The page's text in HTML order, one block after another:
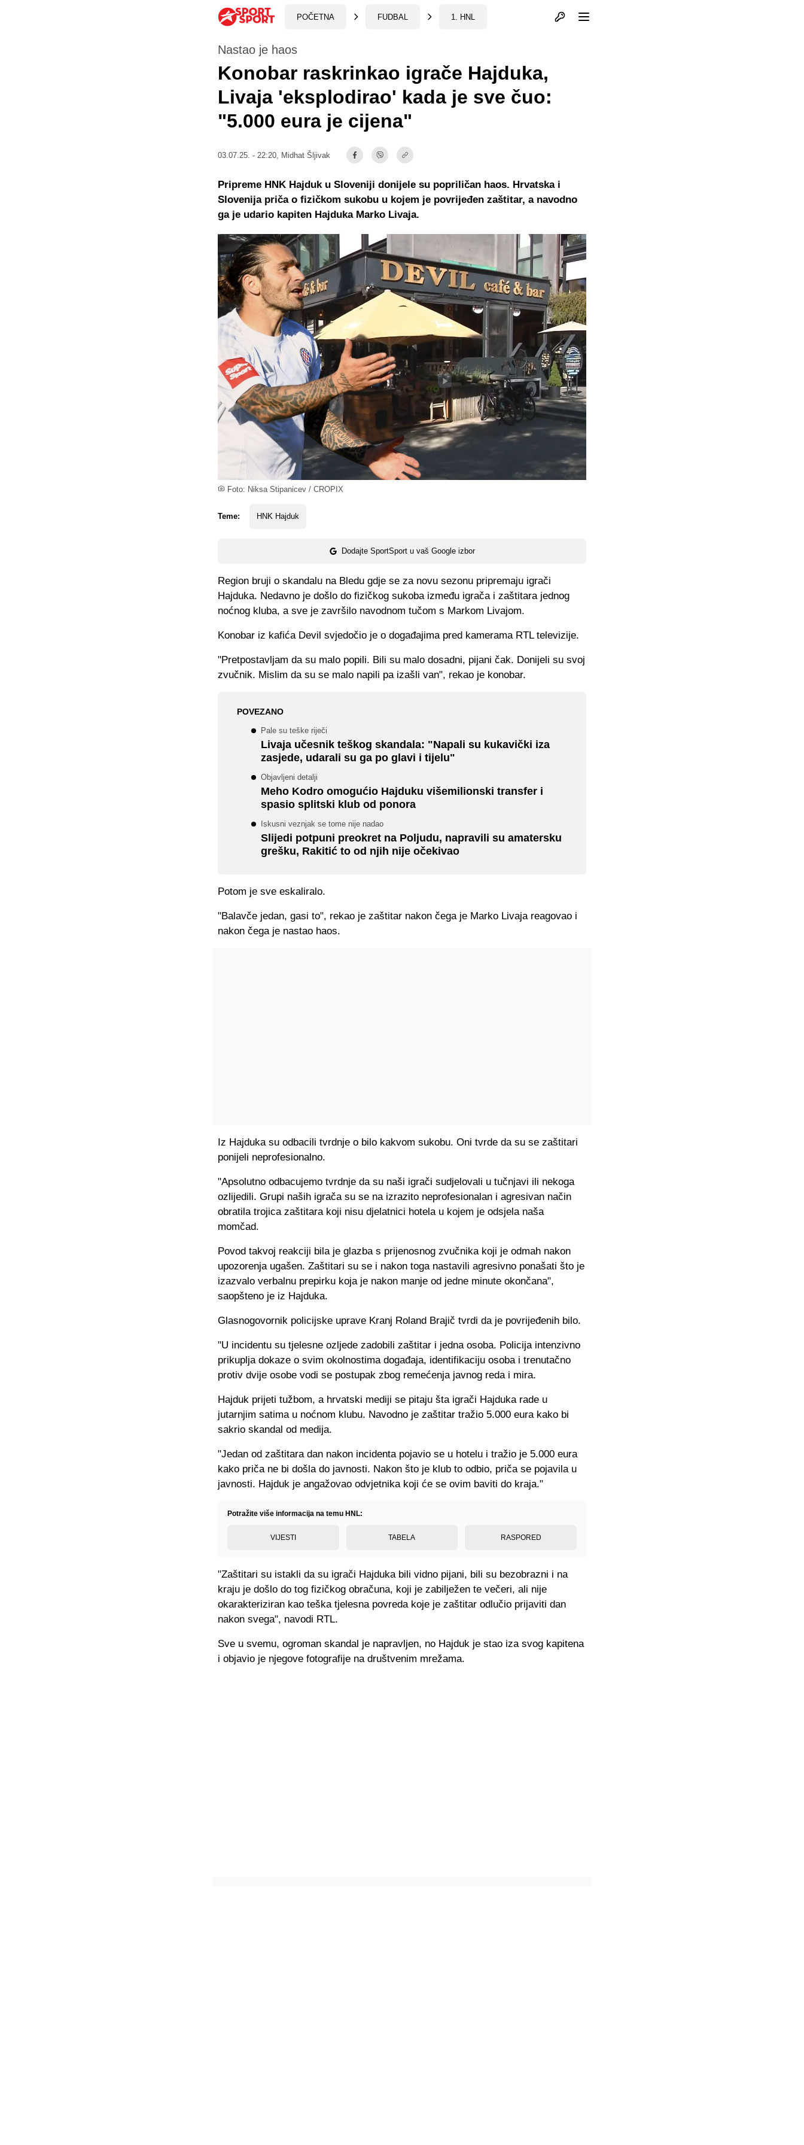
POČETNA FUDBAL 1. HNL Otvori profil
Foto: Niksa Stipanicev / CROPIX
Nastao je haos
Konobar raskrinkao igrače Hajduka,
Livaja 'eksplodirao' kada je sve čuo:
"5.000 eura je cijena"
03.07.25. - 22:20, Midhat Šljivak
Teme: HNK Hajduk
Dodajte SportSport u vaš Google izbor
Pripreme HNK Hajduk u Sloveniji donijele su popriličan haos. Hrvatska i
Slovenija priča o fizičkom sukobu u kojem je povrijeđen zaštitar, a navodno
ga je udario kapiten Hajduka Marko Livaja.
Region bruji o skandalu na Bledu gdje se za novu sezonu pripremaju igrači
Hajduka. Nedavno je došlo do fizičkog sukoba između igrača i zaštitara jednog
noćnog kluba, a sve je završilo navodnom tučom s Markom Livajom.
Konobar iz kafića Devil svjedočio je o događajima pred kamerama RTL televizije.
"Pretpostavljam da su malo popili. Bili su malo dosadni, pijani čak. Donijeli su svoj
zvučnik. Mislim da su se malo napili pa izašli van", rekao je konobar.
POVEZANO
Pale su teške riječi
Livaja učesnik teškog skandala: "Napali su kukavički iza
zasjede, udarali su ga po glavi i tijelu"
Objavljeni detalji
Meho Kodro omogućio Hajduku višemilionski transfer i
spasio splitski klub od ponora
Iskusni veznjak se tome nije nadao
Slijedi potpuni preokret na Poljudu, napravili su amatersku
grešku, Rakitić to od njih nije očekivao
Potom je sve eskaliralo.
"Balavče jedan, gasi to", rekao je zaštitar nakon čega je Marko Livaja reagovao i
nakon čega je nastao haos.
Iz Hajduka su odbacili tvrdnje o bilo kakvom sukobu. Oni tvrde da su se zaštitari
ponijeli neprofesionalno.
"Apsolutno odbacujemo tvrdnje da su naši igrači sudjelovali u tučnjavi ili nekoga
ozlijedili. Grupi naših igrača su se na izrazito neprofesionalan i agresivan način
obratila trojica zaštitara koji nisu djelatnici hotela u kojem je odsjela naša
momčad.
Povod takvoj reakciji bila je glazba s prijenosnog zvučnika koji je odmah nakon
upozorenja ugašen. Zaštitari su se i nakon toga nastavili agresivno ponašati što je
izazvalo verbalnu prepirku koja je nakon manje od jedne minute okončana",
saopšteno je iz Hajduka.
Glasnogovornik policijske uprave Kranj Roland Brajič tvrdi da je povrijeđenih bilo.
"U incidentu su tjelesne ozljede zadobili zaštitar i jedna osoba. Policija intenzivno
prikuplja dokaze o svim okolnostima događaja, identifikaciju osoba i trenutačno
protiv dvije osobe vodi se postupak zbog remećenja javnog reda i mira.
Hajduk prijeti tužbom, a hrvatski mediji se pitaju šta igrači Hajduka rade u
jutarnjim satima u noćnom klubu. Navodno je zaštitar tražio 5.000 eura kako bi
sakrio skandal od medija.
"Jedan od zaštitara dan nakon incidenta pojavio se u hotelu i tražio je 5.000 eura
kako priča ne bi došla do javnosti. Nakon što je klub to odbio, priča se pojavila u
javnosti. Hajduk je angažovao odvjetnika koji će se ovim baviti do kraja."
Potražite više informacija na temu HNL:
VIJESTI TABELA RASPORED
"Zaštitari su istakli da su igrači Hajduka bili vidno pijani, bili su bezobrazni i na
kraju je došlo do tog fizičkog obračuna, koji je zabilježen te večeri, ali nije
okarakteriziran kao teška tjelesna povreda koje je zaštitar odlučio prijaviti dan
nakon svega", navodi RTL.
Sve u svemu, ogroman skandal je napravljen, no Hajduk je stao iza svog kapitena
i objavio je njegove fotografije na društvenim mrežama.